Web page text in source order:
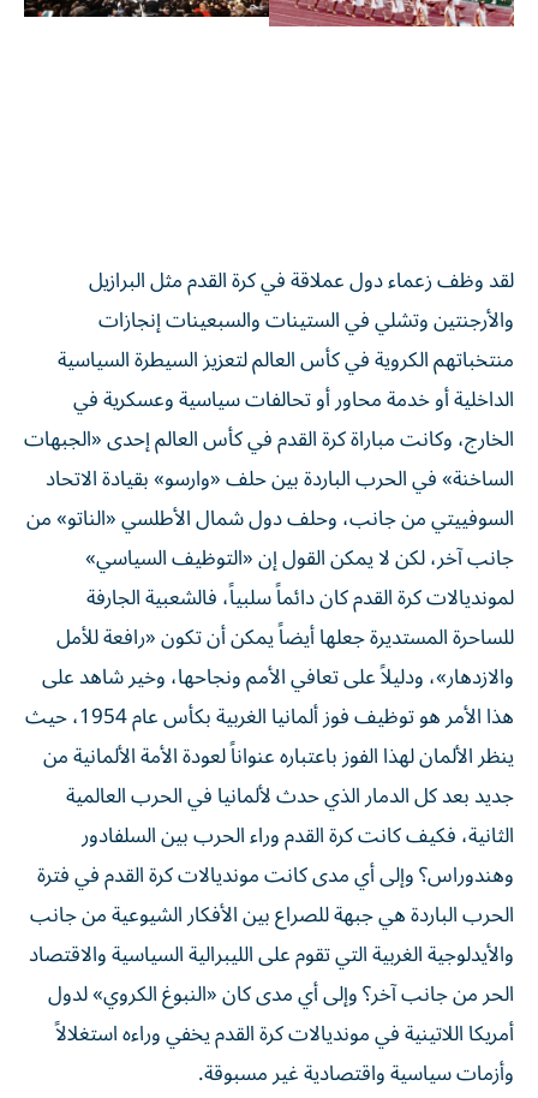
لقد وظف زعماء دول عملاقة في كرة القدم مثل البرازيل
والأرجنتين وتشلي في الستينات والسبعينات إنجازات
منتخباتهم الكروية في كأس العالم لتعزيز السيطرة السياسية
الداخلية أو خدمة محاور أو تحالفات سياسية وعسكرية في
الخارج، وكانت مباراة كرة القدم في كأس العالم إحدى «الجبهات
الساخنة» في الحرب الباردة بين حلف «وارسو» بقيادة الاتحاد
السوفييتي من جانب، وحلف دول شمال الأطلسي «الناتو» من
جانب آخر، لكن لا يمكن القول إن «التوظيف السياسي»
لمونديالات كرة القدم كان دائماً سلبياً، فالشعبية الجارفة
للساحرة المستديرة جعلها أيضاً يمكن أن تكون «رافعة للأمل
والازدهار»، ودليلاً على تعافي الأمم ونجاحها، وخير شاهد على
هذا الأمر هو توظيف فوز ألمانيا الغربية بكأس عام 1954، حيث
ينظر الألمان لهذا الفوز باعتباره عنواناً لعودة الأمة الألمانية من
جديد بعد كل الدمار الذي حدث لألمانيا في الحرب العالمية
الثانية، فكيف كانت كرة القدم وراء الحرب بين السلفادور
وهندوراس؟ وإلى أي مدى كانت مونديالات كرة القدم في فترة
الحرب الباردة هي جبهة للصراع بين الأفكار الشيوعية من جانب
والأيدلوجية الغربية التي تقوم على الليبرالية السياسية والاقتصاد
الحر من جانب آخر؟ وإلى أي مدى كان «النبوغ الكروي» لدول
أمريكا اللاتينية في مونديالات كرة القدم يخفي وراءه استغلالاً
وأزمات سياسية واقتصادية غير مسبوقة.